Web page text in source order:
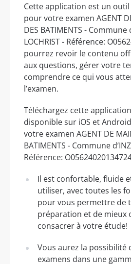
Cette application est un
pour votre examen AGENT
DES BATIMENTS - Commune
LOCHRIST - Référence:
pourrez revoir le contenu
aux questions, gérer votre
comprendre ce qui vous
l’examen.
Téléchargez cette
disponible sur iOS et
votre examen AGENT DE
BATIMENTS - Commune
Référence:
Il est confortable, fluide
utiliser, avec toutes les
pour vous permettre de
préparation et de mieux
consacrer à votre étude!
Vous aurez la possibilité
examens dans une